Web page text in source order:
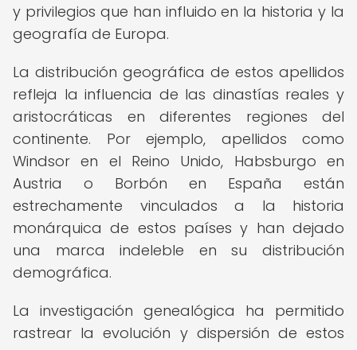
y privilegios que han influido en la historia y la
geografía de Europa.
La distribución geográfica de estos apellidos
refleja la influencia de las dinastías reales y
aristocráticas en diferentes regiones del
continente. Por ejemplo, apellidos como
Windsor en el Reino Unido, Habsburgo en
Austria o Borbón en España están
estrechamente vinculados a la historia
monárquica de estos países y han dejado
una marca indeleble en su distribución
demográfica.
La investigación genealógica ha permitido
rastrear la evolución y dispersión de estos